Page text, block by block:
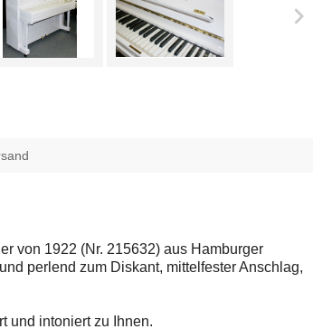
von 1922 (Nr. 215632) aus Hamburger
perlend zum Diskant, mittelfester Anschlag,
und intoniert zu Ihnen.